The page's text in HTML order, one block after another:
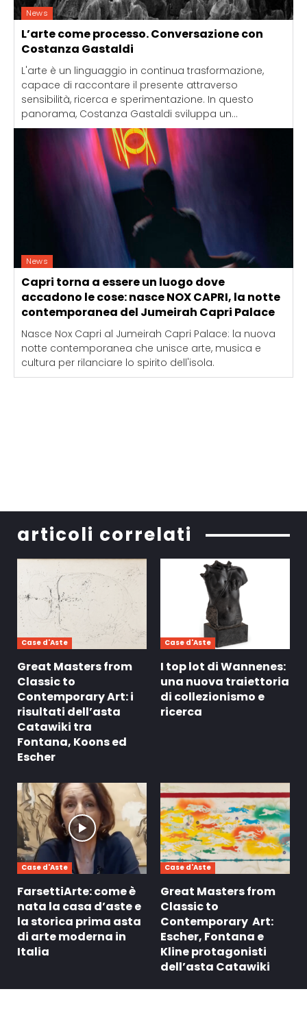
News
L’arte come processo. Conversazione con
Costanza Gastaldi
L'arte è un linguaggio in continua trasformazione,
capace di raccontare il presente attraverso
sensibilità, ricerca e sperimentazione. In questo
panorama, Costanza Gastaldi sviluppa un...
News
Capri torna a essere un luogo dove
accadono le cose: nasce NOX CAPRI, la notte
contemporanea del Jumeirah Capri Palace
Nasce Nox Capri al Jumeirah Capri Palace: la nuova
notte contemporanea che unisce arte, musica e
cultura per rilanciare lo spirito dell'isola.
articoli correlati
Case d'Aste
Great Masters from
Classic to
Contemporary Art: i
risultati dell’asta
Catawiki tra
Fontana, Koons ed
Escher
Case d'Aste
I top lot di Wannenes:
una nuova traiettoria
di collezionismo e
ricerca
Case d'Aste
FarsettiArte: come è
nata la casa d’aste e
la storica prima asta
di arte moderna in
Italia
Case d'Aste
Great Masters from
Classic to
Contemporary Art:
Escher, Fontana e
Kline protagonisti
dell’asta Catawiki